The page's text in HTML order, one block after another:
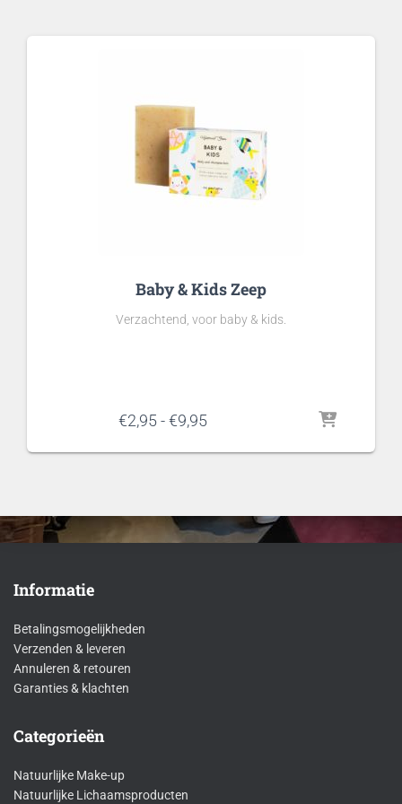
Baby & Kids Zeep
Verzachtend, voor baby & kids.
€2,95-€9,95Prijsklasse:
tot
Informatie
Betalingsmogelijkheden
Verzenden & leveren
Annuleren & retouren
Garanties & klachten
Categorieën
Natuurlijke Make-up
Natuurlijke Lichaamsproducten